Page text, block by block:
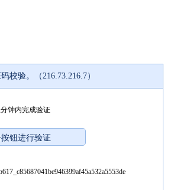
校验。（216.73.216.7）
钟内完成验证